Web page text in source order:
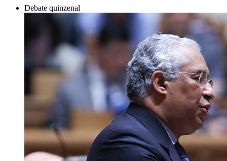
Debate quinzenal